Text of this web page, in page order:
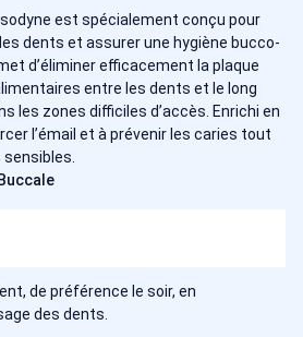
est spécialement conçu pour
dents et assurer une hygiène bucco-
d’éliminer efficacement la plaque
entre les dents et le long
les zones difficiles d’accès. Enrichi en
l’émail et à prévenir les caries tout
de préférence le soir, en
des dents.